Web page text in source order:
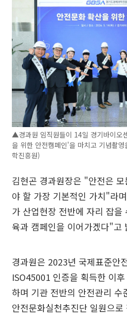
▲경과원 임직원들이 14일 경기바이오
을 위한 안전캠페인'을 마치고 기념촬
학진흥원)
김현곤 경과원장은 "안전은
야 할 가장 기본적인 가치"라
가 산업현장 전반에 자리 잡을
육과 캠페인을 이어가겠다"고
경과원은 2023년 국제표준안
ISO45001 인증을 획득한 이
하며 기관 전반의 안전관리 수
안전문화실천추진단 일원으